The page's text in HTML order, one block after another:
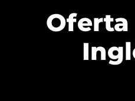
Oferta